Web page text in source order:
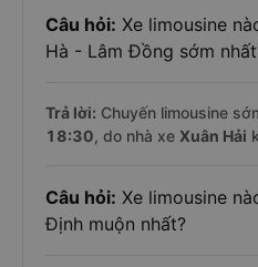
Câu hỏi: Xe limousine
Hà - Lâm Đồng sớm
Trả lời: Chuyến limousine
18:30, do nhà xe Xuân Hải
Câu hỏi: Xe limousine
Định muộn nhất?